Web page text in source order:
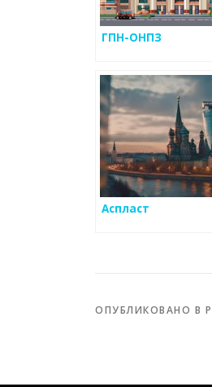
ГПН-ОНПЗ
Аспласт
ОПУБЛИКОВАНО В